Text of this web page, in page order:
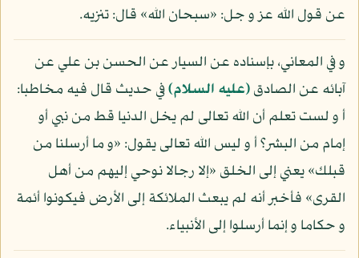
عن قول الله عز و جل: «سبحان الله» قال: تنزيه.
و في المعاني، بإسناده عن السيار عن الحسن بن علي عن
آبائه عن الصادق(عليه السلام)في حديث قال فيه مخاطبا:
أ و لست تعلم أن الله تعالى لم يخل الدنيا قط من نبي أو
إمام من البشر؟ أ و ليس الله تعالى يقول: «و ما أرسلنا من
قبلك» يعني إلى الخلق «إلا رجالا نوحي إليهم من أهل
القرى» فأخبر أنه لم يبعث الملائكة إلى الأرض فيكونوا أئمة
و حكاما و إنما أرسلوا إلى الأنبياء.